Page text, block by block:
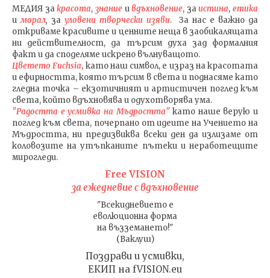
МЕДИЯ закрасота, знаниеивдъхновение, заистина, етика
иморал, за уловени творчески изяви. За нас е важно да
откриваме красивите и ценните неща в заобикалящата
ни действителност, да търсим духа зад формалния
факт и да споделяме искрено вълнуващото.
Цветето Fuchsia, като наш символ, е израз на красотата
и ефирността, която търсим в света и поднасяме като
гледна точка – екзотичният и артистичен поглед към
света, който вдъхновява и одухотворява ума.
"Радостта е усмивка на Мъдростта"като наше верую и
поглед към света, почерпано от идеите на Учението на
Мъдростта, ни предизвиква всеки ден да излизаме от
коловозите на утъпканите пътеки и неработещите
мирогледи.
Free VISION
за ежедневие с вдъхновение
"Всекидневието е
еволюционна форма
на възземането!"
(Ваклуш)
Поздрави и усмивки,
ЕКИП на fVISION.eu